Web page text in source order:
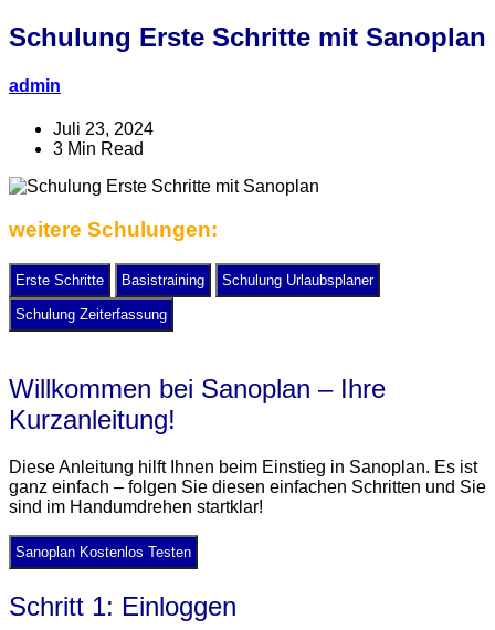
Schulung Erste Schritte mit Sanoplan
admin
Juli 23, 2024
3 Min Read
weitere Schulungen:
Erste Schritte Basistraining Schulung Urlaubsplaner
Schulung Zeiterfassung
Willkommen bei Sanoplan – Ihre
Kurzanleitung!
Diese Anleitung hilft Ihnen beim Einstieg in Sanoplan. Es ist
ganz einfach – folgen Sie diesen einfachen Schritten und Sie
sind im Handumdrehen startklar!
Sanoplan Kostenlos Testen
Schritt 1: Einloggen